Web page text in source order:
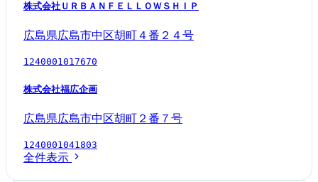
株式会社ＵＲＢＡＮＦＥＬＬＯＷＳＨＩＰ
広島県広島市中区胡町４番２４号
1240001017670
株式会社福広企画
広島県広島市中区胡町２番７号
1240001041803
全件表示